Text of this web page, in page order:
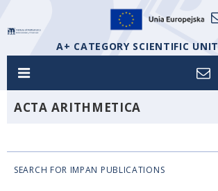
A+ CATEGORY SCIENTIFIC UNIT
ACTA ARITHMETICA
SEARCH FOR IMPAN PUBLICATIONS